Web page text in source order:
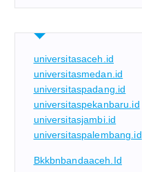
universitasaceh.id
universitasmedan.id
universitaspadang.id
universitaspekanbaru.id
universitasjambi.id
universitaspalembang.id
Bkkbnbandaaceh.id